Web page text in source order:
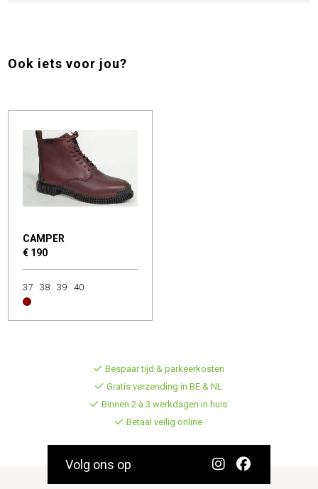
Ook iets voor jou?
CAMPER
€ 190
37 38 39 40
Bespaar tijd & parkeerkosten
Gratis verzending in BE & NL
Binnen 2 à 3 werkdagen in huis
Betaal veilig online
Volg ons op